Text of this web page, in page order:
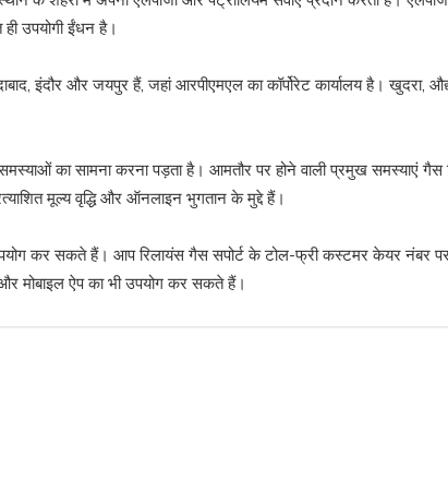
उपयोगी ईंधन है।
इंदौर और जयपुर हैं, जहां आरपीएमएल का कॉर्पोरेट कार्यालय है। खुदरा,
का सामना करना पड़ता है। आमतौर पर होने वाली प्रमुख समस्याएं
मूल्य वृद्धि और ऑनलाइन भुगतान के मुद्दे हैं।
कर सकते हैं। आप रिलायंस गैस सपोर्ट के टोल-फ्री कस्टमर केयर
मोबाइल ऐप का भी उपयोग कर सकते हैं।